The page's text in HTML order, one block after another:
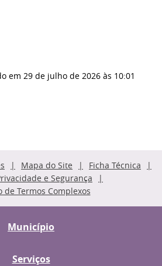
em 29 de julho de 2026 às 10:01
Mapa do Site
Ficha Técnica
e Segurança
de Termos Complexos
Município
Serviços